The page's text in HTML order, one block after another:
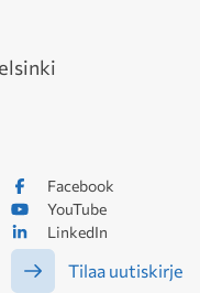
Facebook
YouTube
LinkedIn
Tilaa uutiskirje